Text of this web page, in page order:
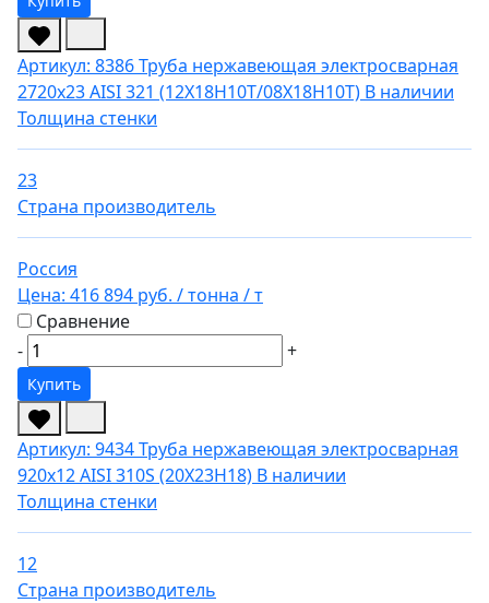
Артикул: 8386Труба нержавеющая электросварная
2720х23 AISI 321 (12Х18Н10Т/08Х18Н10Т) В наличии
Толщина стенки
23
Страна производитель
Россия
Цена: 416 894 руб. / тонна / т
Сравнение
-
+
Купить
Артикул: 9434Труба нержавеющая электросварная
920х12 AISI 310S (20Х23Н18) В наличии
Толщина стенки
12
Страна производитель